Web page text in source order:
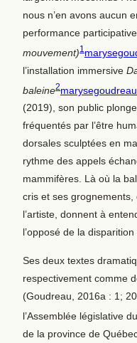
nous n’en avons aucun
performance participative
mouvement)1
l’installation immersive
baleine2
(2019), son public
fréquentés par l’être
dorsales sculptées en
rythme des appels
mammifères. Là où la
cris et ses grognements,
l’artiste, donnent à
l’opposé de la disparition
Ses deux textes
respectivement comme
(Goudreau, 2016a : 1;
l’Assemblée législative
de la province de